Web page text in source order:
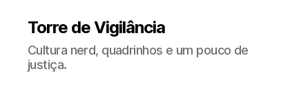
Torre de Vigilância
Cultura nerd, quadrinhos e um pouco de
justiça.